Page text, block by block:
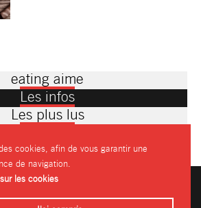
eating aime
Les infos
Les plus lus
question, une info ?
nous
cookies, afin de vous garantir une
de navigation.
les cookies